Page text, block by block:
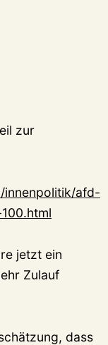
zur
innenpolitik/afd-
jetzt ein
Zulauf
dass